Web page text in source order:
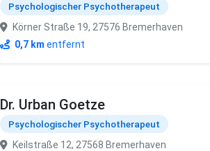
Psychologischer Psychotherapeut
Körner Straße 19, 27576 Bremerhaven
0,7 km entfernt
Dr. Urban Goetze
Psychologischer Psychotherapeut
Keilstraße 12, 27568 Bremerhaven